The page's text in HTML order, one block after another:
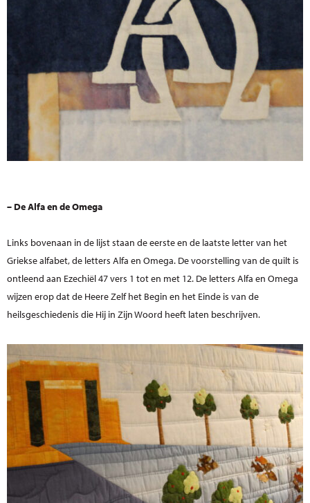
– De Alfa en de Omega
Links bovenaan in de lijst staan de eerste en de laatste letter van het
Griekse alfabet, de letters Alfa en Omega. De voorstelling van de quilt is
ontleend aan Ezechiël 47 vers 1 tot en met 12. De letters Alfa en Omega
wijzen erop dat de Heere Zelf het Begin en het Einde is van de
heilsgeschiedenis die Hij in Zijn Woord heeft laten beschrijven.